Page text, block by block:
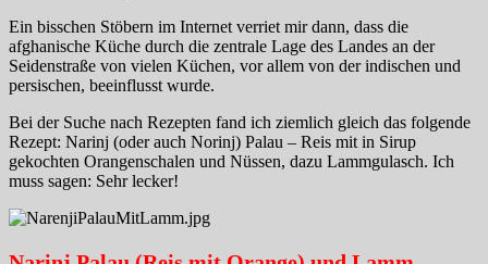
Ein bisschen Stöbern im Internet verriet mir dann, dass die
afghanische Küche durch die zentrale Lage des Landes an der
Seidenstraße von vielen Küchen, vor allem von der indischen und
persischen, beeinflusst wurde.
Bei der Suche nach Rezepten fand ich ziemlich gleich das folgende
Rezept: Narinj (oder auch Norinj) Palau – Reis mit in Sirup
gekochten Orangenschalen und Nüssen, dazu Lammgulasch. Ich
muss sagen: Sehr lecker!